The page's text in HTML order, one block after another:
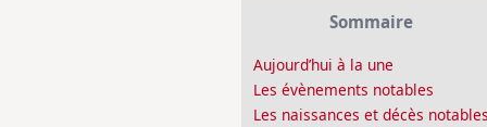
Sommaire
Aujourd’hui à la une
Les évènements notables
Les naissances et décès